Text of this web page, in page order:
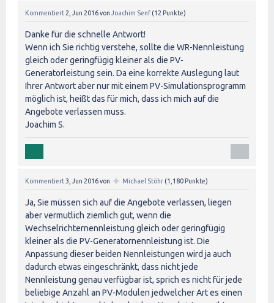
Kommentiert 2, Jun 2016von Joachim Senf (12 Punkte)
Danke für die schnelle Antwort!
Wenn ich Sie richtig verstehe, sollte die WR-Nennleistung
gleich oder geringfügig kleiner als die PV-
Generatorleistung sein. Da eine korrekte Auslegung laut
Ihrer Antwort aber nur mit einem PV-Simulationsprogramm
möglich ist, heißt das für mich, dass ich mich auf die
Angebote verlassen muss.
Joachim S.
Kommentiert 3, Jun 2016von ✦ Michael Stöhr (1,180 Punkte)
Ja, Sie müssen sich auf die Angebote verlassen, liegen
aber vermutlich ziemlich gut, wenn die
Wechselrichternennleistung gleich oder geringfügig
kleiner als die PV-Generatornennleistung ist. Die
Anpassung dieser beiden Nennleistungen wird ja auch
dadurch etwas eingeschränkt, dass nicht jede
Nennleistung genau verfügbar ist, sprich es nicht für jede
beliebige Anzahl an PV-Modulen jedwelcher Art es einen